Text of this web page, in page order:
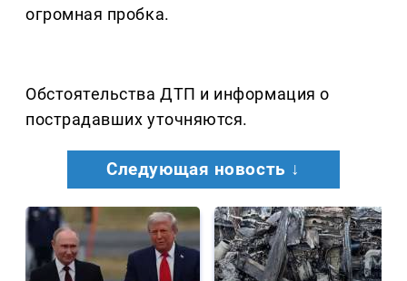
огромная пробка.
Обстоятельства ДТП и информация о
пострадавших уточняются.
Следующая новость ↓